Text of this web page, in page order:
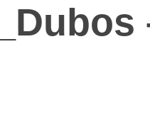
chauves-